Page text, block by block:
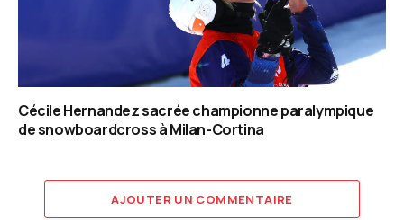
Cécile Hernandez sacrée championne paralympique
de snowboardcross à Milan-Cortina
AJOUTER UN COMMENTAIRE